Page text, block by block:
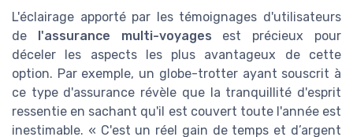
L'éclairage apporté par les témoignages d'utilisateurs
de
l'assurance multi-voyages est précieux pour
déceler les aspects les plus avantageux de cette
option. Par exemple, un globe-trotter ayant souscrit à
ce type d'assurance révèle que la tranquillité d'esprit
ressentie en sachant qu'il est couvert toute l'année est
inestimable. « C'est un réel gain de temps et d’argent